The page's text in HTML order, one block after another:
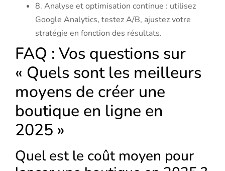
8. Analyse et optimisation continue : utilisez
Google Analytics, testez A/B, ajustez votre
stratégie en fonction des résultats.
FAQ : Vos questions sur
« Quels sont les meilleurs
moyens de créer une
boutique en ligne en
2025 »
Quel est le coût moyen pour